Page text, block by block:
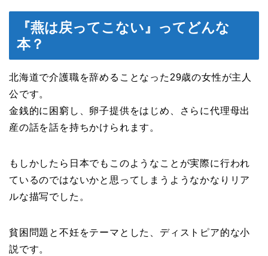
『燕は戻ってこない』ってどんな
本？
北海道で介護職を辞めることなった29歳の女性が主人
公です。
金銭的に困窮し、卵子提供をはじめ、さらに代理母出
産の話を話を持ちかけられます。
もしかしたら日本でもこのようなことが実際に行われ
ているのではないかと思ってしまうようなかなりリア
ルな描写でした。
貧困問題と不妊をテーマとした、ディストピア的な小
説です。